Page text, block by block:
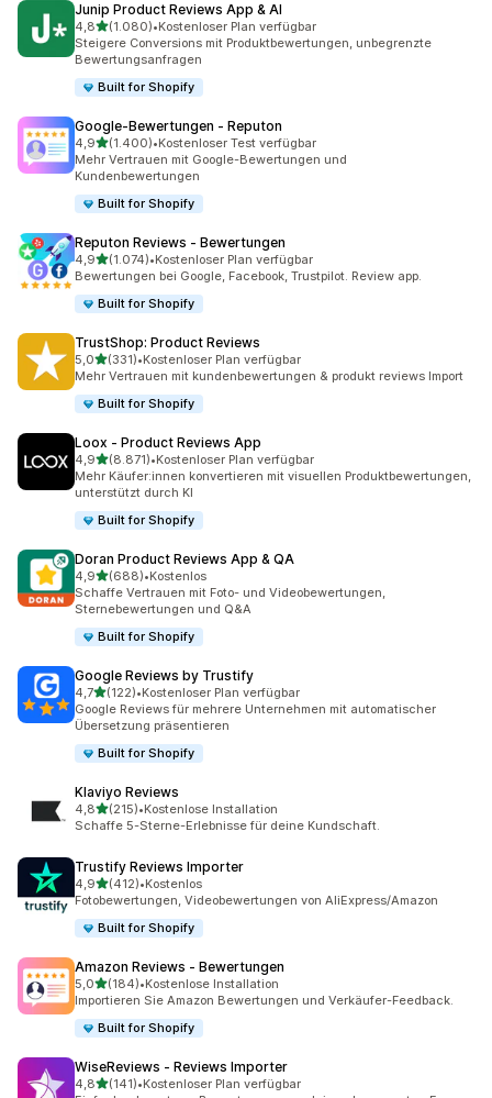
Junip Product Reviews App & AI
4,8von 5 Sternen
(1.080)
1080 Rezensionen insgesamt
•Kostenloser Plan verfügbar
Steigere Conversions mit Produktbewertungen, unbegrenzte
Bewertungsanfragen
Built for Shopify
Google‑Bewertungen ‑ Reputon
4,9von 5 Sternen
(1.400)
1400 Rezensionen insgesamt
•Kostenloser Test verfügbar
Mehr Vertrauen mit Google-Bewertungen und
Kundenbewertungen
Built for Shopify
Reputon Reviews ‑ Bewertungen
4,9von 5 Sternen
(1.074)
1074 Rezensionen insgesamt
•Kostenloser Plan verfügbar
Bewertungen bei Google, Facebook, Trustpilot. Review app.
Built for Shopify
TrustShop: Product Reviews
5,0von 5 Sternen
(331)
331 Rezensionen insgesamt
•Kostenloser Plan verfügbar
Mehr Vertrauen mit kundenbewertungen & produkt reviews Import
Built for Shopify
Loox ‑ Product Reviews App
4,9von 5 Sternen
(8.871)
8871 Rezensionen insgesamt
•Kostenloser Plan verfügbar
Mehr Käufer:innen konvertieren mit visuellen Produktbewertungen,
unterstützt durch KI
Built for Shopify
Doran Product Reviews App & QA
4,9von 5 Sternen
(688)
688 Rezensionen insgesamt
•Kostenlos
Schaffe Vertrauen mit Foto- und Videobewertungen,
Sternebewertungen und Q&A
Built for Shopify
Google Reviews by Trustify
4,7von 5 Sternen
(122)
122 Rezensionen insgesamt
•Kostenloser Plan verfügbar
Google Reviews für mehrere Unternehmen mit automatischer
Übersetzung präsentieren
Built for Shopify
Klaviyo Reviews
4,8von 5 Sternen
(215)
215 Rezensionen insgesamt
•Kostenlose Installation
Schaffe 5-Sterne-Erlebnisse für deine Kundschaft.
Trustify Reviews Importer
4,9von 5 Sternen
(412)
412 Rezensionen insgesamt
•Kostenlos
Fotobewertungen, Videobewertungen von AliExpress/Amazon
Built for Shopify
Amazon Reviews ‑ Bewertungen
5,0von 5 Sternen
(184)
184 Rezensionen insgesamt
•Kostenlose Installation
Importieren Sie Amazon Bewertungen und Verkäufer-Feedback.
Built for Shopify
WiseReviews ‑ Reviews Importer
4,8von 5 Sternen
(141)
141 Rezensionen insgesamt
•Kostenloser Plan verfügbar